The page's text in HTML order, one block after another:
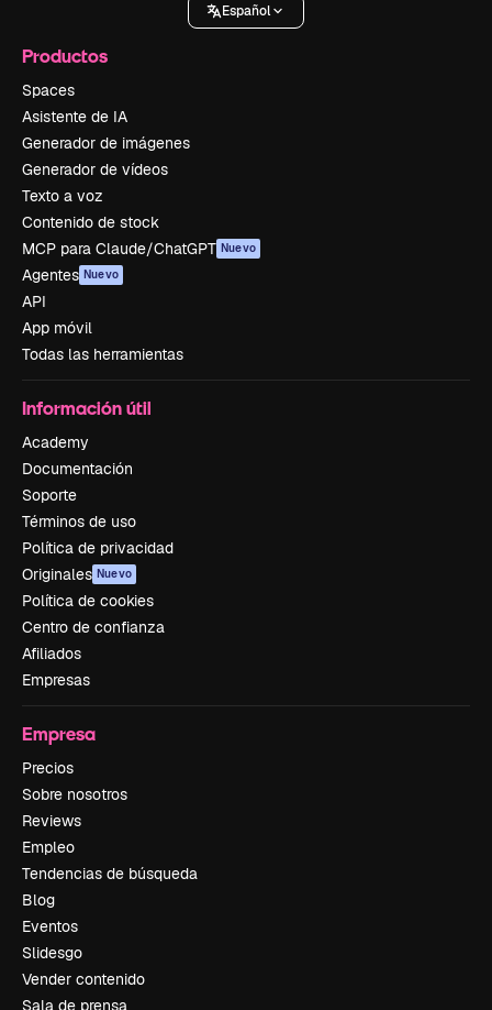
Español
Productos
Spaces
Asistente de IA
Generador de imágenes
Generador de vídeos
Texto a voz
Contenido de stock
MCP para Claude/ChatGPT Nuevo
Agentes Nuevo
API
App móvil
Todas las herramientas
Información útil
Academy
Documentación
Soporte
Términos de uso
Política de privacidad
Originales Nuevo
Política de cookies
Centro de confianza
Afiliados
Empresas
Empresa
Precios
Sobre nosotros
Reviews
Empleo
Tendencias de búsqueda
Blog
Eventos
Slidesgo
Vender contenido
Sala de prensa